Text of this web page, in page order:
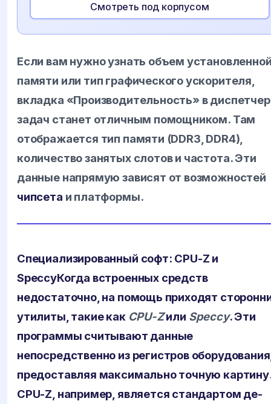
Смотреть под корпусом
Если вам нужно узнать объем
памяти или тип графического ускорителя,
вкладка «Производительность» в
задач станет отличным помощником. Там
отображается тип памяти (DDR3, DDR4),
количество занятых слотов и частота. Эти
данные напрямую зависят от возможностей
чипсета и платформы.
Специализированный софт: CPU-Z и
SpeccyКогда встроенных средств
недостаточно, на помощь приходят
утилиты, такие как CPU-Zили Speccy. Эти
программы считывают данные
непосредственно из регистров
предоставляя максимально точную
CPU-Z, например, является стандартом де-